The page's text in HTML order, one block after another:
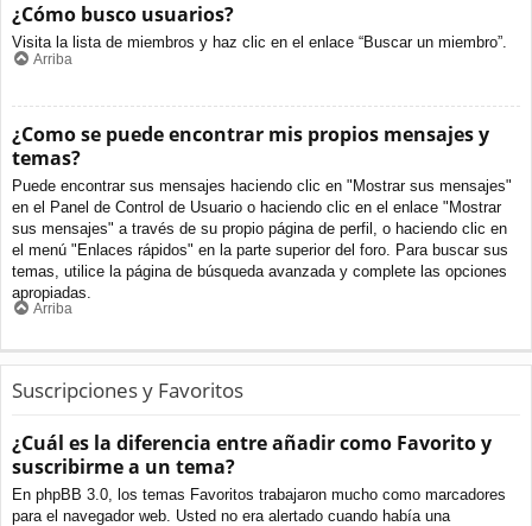
¿Cómo busco usuarios?
Visita la lista de miembros y haz clic en el enlace “Buscar un miembro”.
Arriba
¿Como se puede encontrar mis propios mensajes y
temas?
Puede encontrar sus mensajes haciendo clic en "Mostrar sus mensajes"
en el Panel de Control de Usuario o haciendo clic en el enlace "Mostrar
sus mensajes" a través de su propio página de perfil, o haciendo clic en
el menú "Enlaces rápidos" en la parte superior del foro. Para buscar sus
temas, utilice la página de búsqueda avanzada y complete las opciones
apropiadas.
Arriba
Suscripciones y Favoritos
¿Cuál es la diferencia entre añadir como Favorito y
suscribirme a un tema?
En phpBB 3.0, los temas Favoritos trabajaron mucho como marcadores
para el navegador web. Usted no era alertado cuando había una